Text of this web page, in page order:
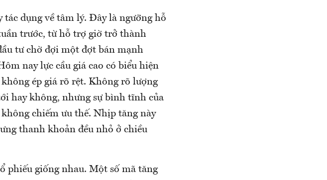
dụng về tâm lý. Đây là ngưỡng hỗ
trước, từ hỗ trợ giờ trở thành
tư chờ đợi một đợt bán mạnh
nay lực cầu giá cao có biểu hiện
ép giá rõ rệt. Không rõ lượng
hay không, nhưng sự bình tĩnh của
chiếm ưu thế. Nhịp tăng này
thanh khoản đều nhỏ ở chiều
phiếu giống nhau. Một số mã tăng